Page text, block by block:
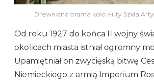
Drewniana brama koło Huty Szkła
Od roku 1927 do końca II wojny
okolicach miasta istniał ogromny
Upamiętniał on zwycięską bitwę
Niemieckiego z armią Imperium